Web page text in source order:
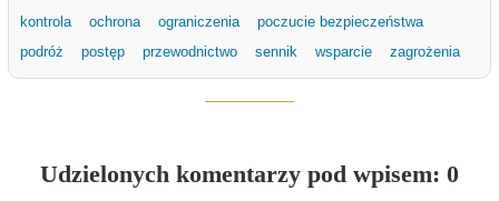
kontrola
ochrona ograniczenia
poczucie bezpieczeństwa
podróż
postęp przewodnictwo sennik wsparcie zagrożenia
Udzielonych komentarzy pod wpisem: 0